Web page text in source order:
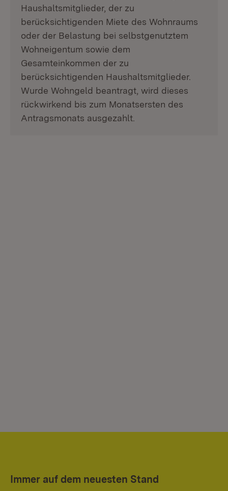
Haushaltsmitglieder, der zu
berücksichtigenden Miete des Wohnraums
oder der Belastung bei selbstgenutztem
Wohneigentum sowie dem
Gesamteinkommen der zu
berücksichtigenden Haushaltsmitglieder.
Wurde Wohngeld beantragt, wird dieses
rückwirkend bis zum Monatsersten des
Antragsmonats ausgezahlt.
Immer auf dem neuesten Stand